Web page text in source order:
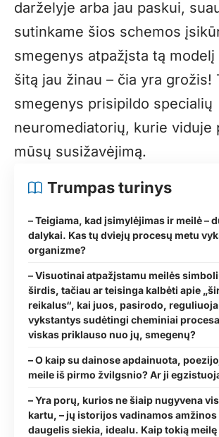
darželyje arba jau paskui,
sutinkame šios schemos
smegenys atpažįsta tą modelį
šitą jau žinau – čia yra grožis!
smegenys prisipildo specialių
neuromediatorių, kurie viduje
mūsų susižavėjimą.
Trumpas turinys
– Teigiama, kad įsimylėjimas ir meilė –
dalykai. Kas tų dviejų procesų metu
organizme?
– Visuotinai atpažįstamu meilės
širdis, tačiau ar teisinga kalbėti apie
reikalus“, kai juos, pasirodo,
vykstantys sudėtingi cheminiai
viskas priklauso nuo jų, smegenų?
– O kaip su dainose apdainuota,
meile iš pirmo žvilgsnio? Ar ji
– Yra porų, kurios ne šiaip nugyvena
kartu, – jų istorijos vadinamos
daugelis siekia, idealu. Kaip tokią